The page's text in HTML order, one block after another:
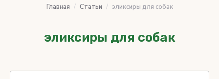
Главная / Статьи / эликсиры для собак
эликсиры для собак